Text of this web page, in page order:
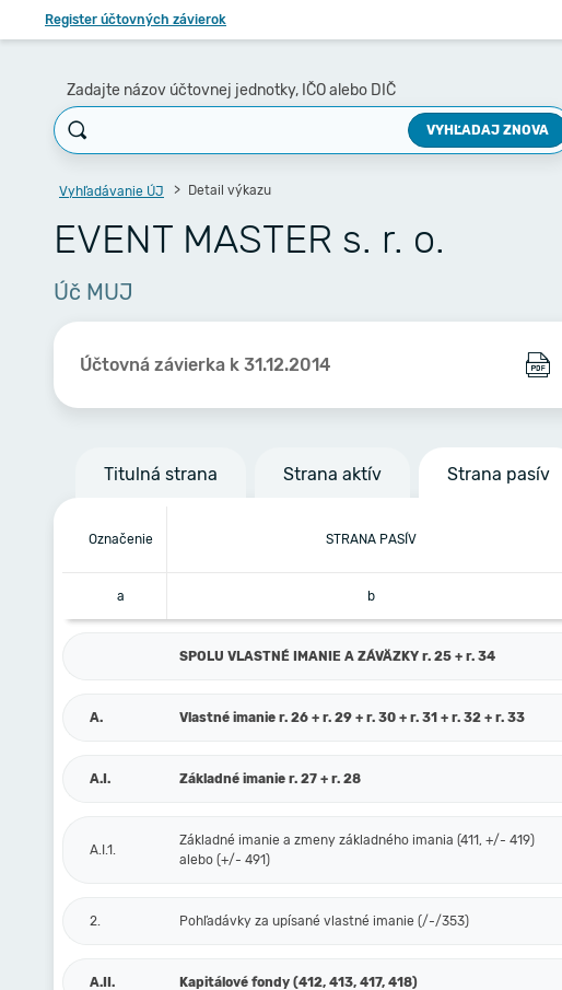
Register účtovných závierok
Zadajte názov účtovnej jednotky, IČO alebo DIČ
VYHĽADAJ ZNOVA
Vyhľadávanie ÚJ Detail výkazu
EVENT MASTER s. r. o.
Úč MUJ
Účtovná závierka k 31.12.2014
Titulná strana Strana aktív Strana pasív
Označenie STRANA PASÍV
a b
SPOLU VLASTNÉ IMANIE A ZÁVÄZKY r. 25 + r. 34
A. Vlastné imanie r. 26 + r. 29 + r. 30 + r. 31 + r. 32 + r. 33
A.I. Základné imanie r. 27 + r. 28
A.I.1.
Základné imanie a zmeny základného imania (411, +/- 419)
alebo (+/- 491)
2. Pohľadávky za upísané vlastné imanie (/-/353)
A.II. Kapitálové fondy (412, 413, 417, 418)